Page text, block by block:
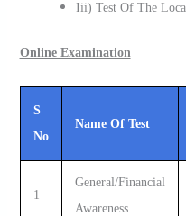
Iii) Test Of The
Online Examination
S
No
Name Of Test
1
General/Financial
Awareness